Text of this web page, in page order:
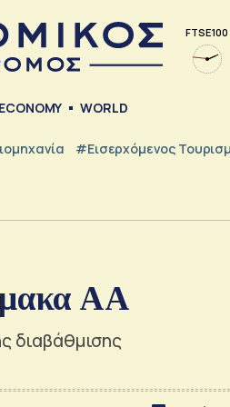
FTSE 100
ECONOMY WORLD
#εισερχόμενος
ΑA
διαβάθμισης